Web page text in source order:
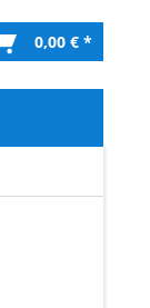
0,00 € *